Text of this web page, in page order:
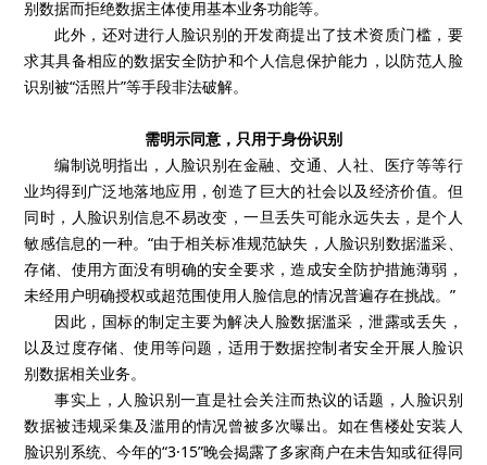
别数据而拒绝数据主体使用基本业务功能等。
此外，还对进行人脸识别的开发商提出了技术资质门槛，要
求其具备相应的数据安全防护和个人信息保护能力，以防范人脸
识别被“活照片”等手段非法破解。
需明示同意，只用于身份识别
编制说明指出，人脸识别在金融、交通、人社、医疗等等行
业均得到广泛地落地应用，创造了巨大的社会以及经济价值。但
同时，人脸识别信息不易改变，一旦丢失可能永远失去，是个人
敏感信息的一种。“由于相关标准规范缺失，人脸识别数据滥采、
存储、使用方面没有明确的安全要求，造成安全防护措施薄弱，
未经用户明确授权或超范围使用人脸信息的情况普遍存在挑战。”
因此，国标的制定主要为解决人脸数据滥采，泄露或丢失，
以及过度存储、使用等问题，适用于数据控制者安全开展人脸识
别数据相关业务。
事实上，人脸识别一直是社会关注而热议的话题，人脸识别
数据被违规采集及滥用的情况曾被多次曝出。如在售楼处安装人
脸识别系统、今年的“3·15”晚会揭露了多家商户在未告知或征得同